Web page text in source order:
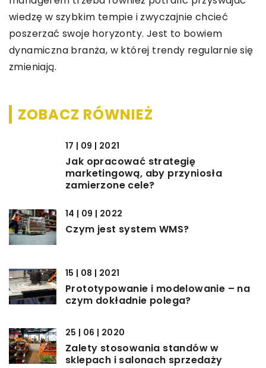
wiedzę w szybkim tempie i zwyczajnie chcieć
poszerzać swoje horyzonty. Jest to bowiem
dynamiczna branża, w której trendy regularnie się
zmieniają.
ZOBACZ RÓWNIEŻ
17 | 09 | 2021
Jak opracować strategię
marketingową, aby przyniosła
zamierzone cele?
14 | 09 | 2022
Czym jest system WMS?
15 | 08 | 2021
Prototypowanie i modelowanie – na
czym dokładnie polega?
25 | 06 | 2020
Zalety stosowania standów w
sklepach i salonach sprzedaży